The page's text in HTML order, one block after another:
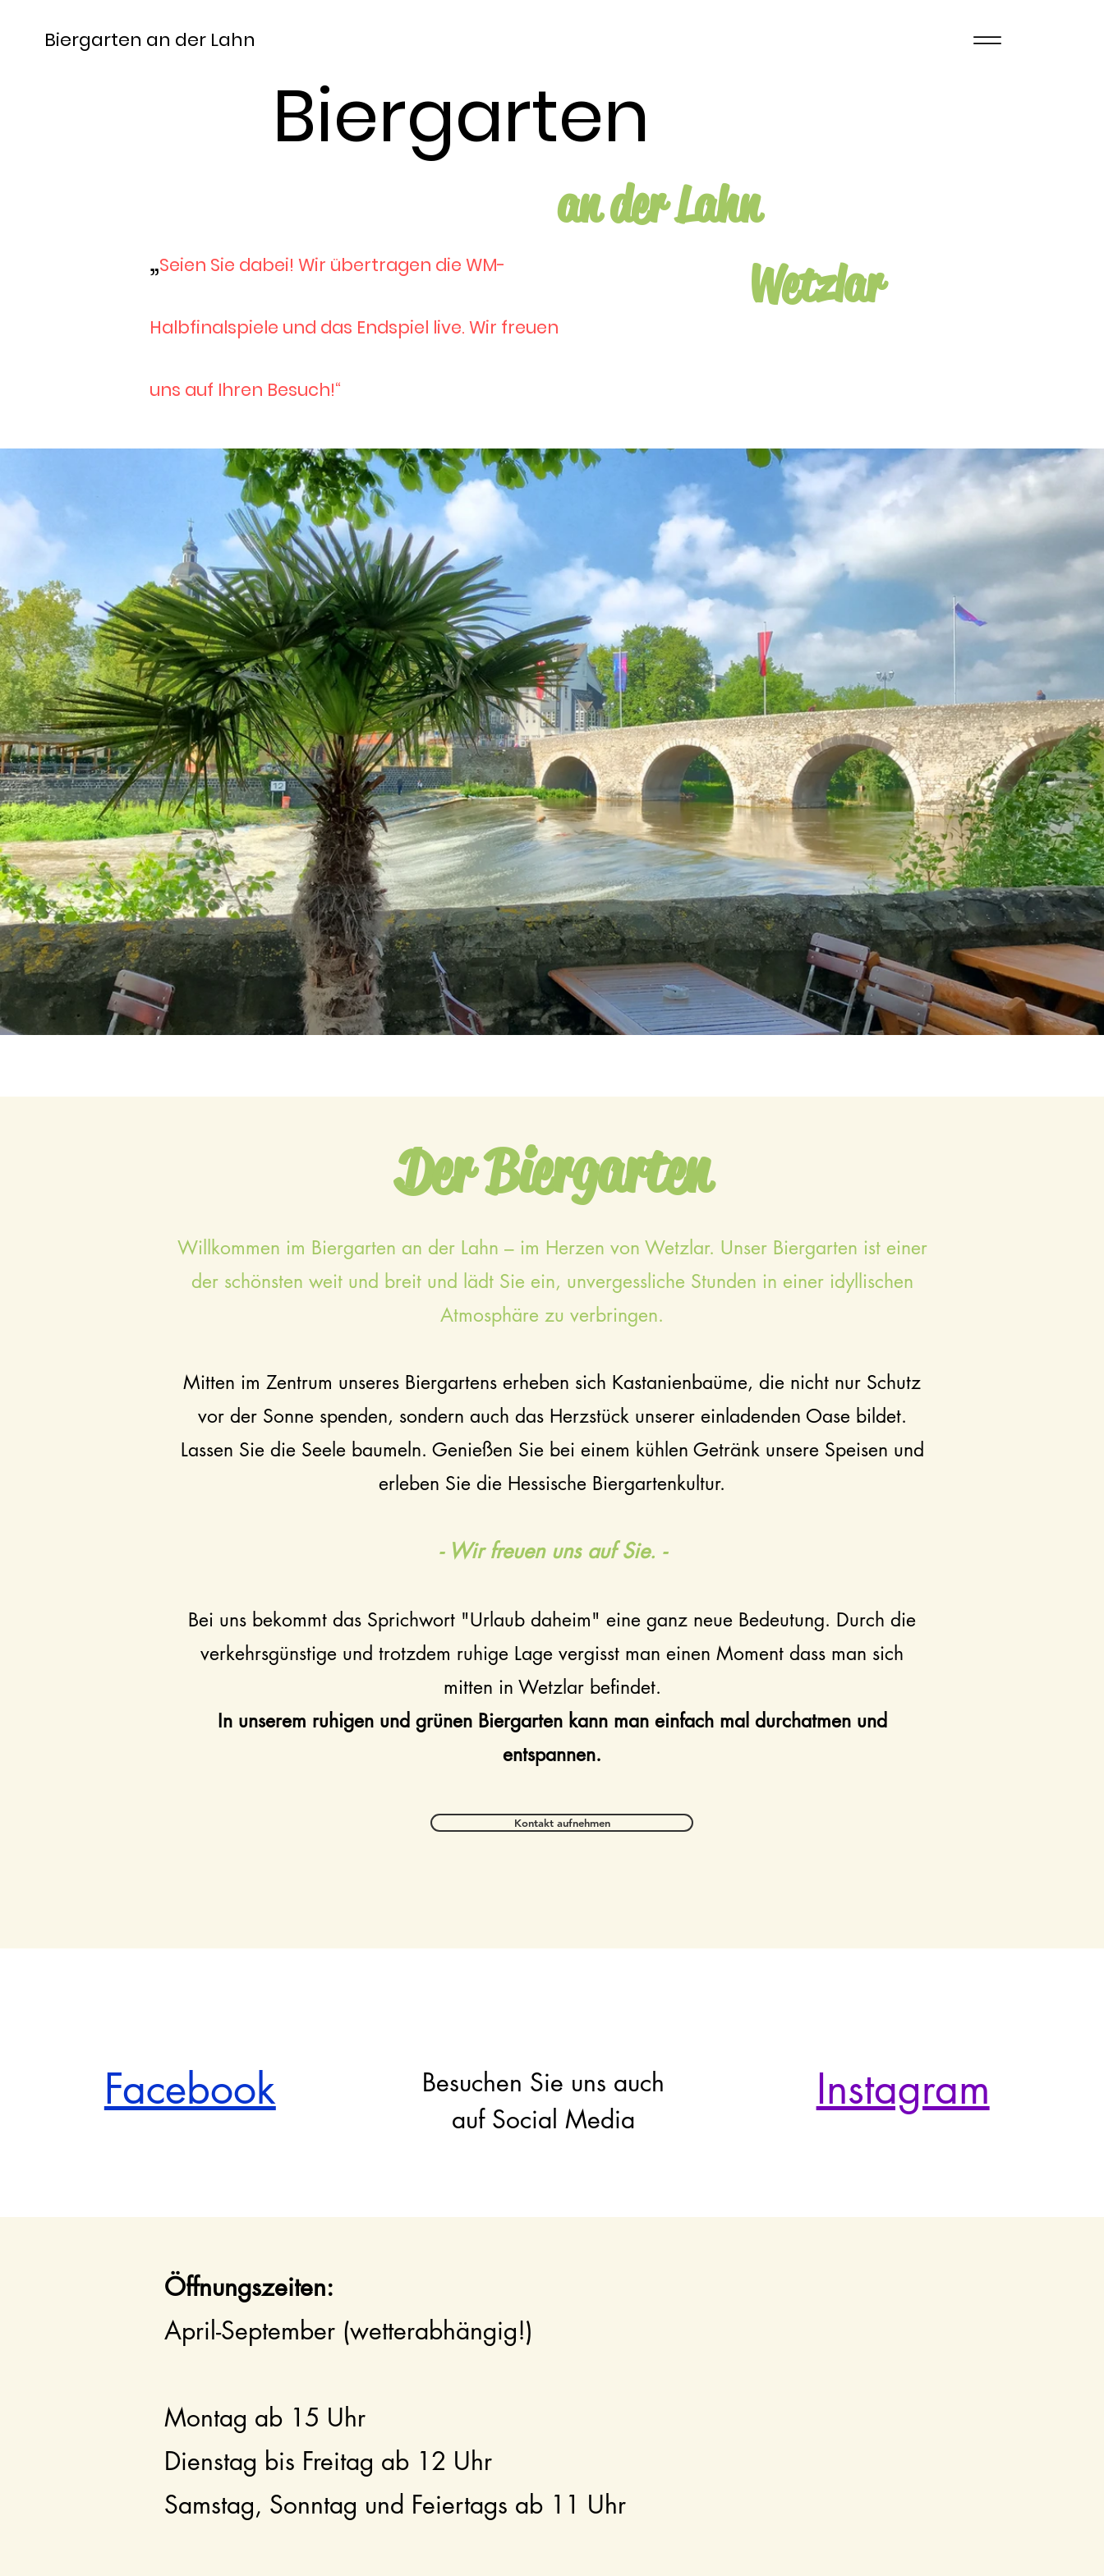
Biergarten an der Lahn
Biergarten
„Seien Sie dabei! Wir übertragen die WM-
Halbfinalspiele und das Endspiel live. Wir freuen
uns auf Ihren Besuch!“
an der Lahn
Wetzlar
Der Biergarten
Kontakt aufnehmen
Willkommen im Biergarten an der Lahn – im Herzen von Wetzlar. Unser Biergarten ist einer
der schönsten weit und breit und lädt Sie ein, unvergessliche Stunden in einer idyllischen
Atmosphäre zu verbringen.
Mitten im Zentrum unseres Biergartens erheben sich Kastanienbaüme, die nicht nur Schutz
vor der Sonne spenden, sondern auch das Herzstück unserer einladenden Oase bildet.
Lassen Sie die Seele baumeln. Genießen Sie bei einem kühlen Getränk unsere Speisen und
erleben Sie die Hessische Biergartenkultur.
- Wir freuen uns auf Sie. -
Bei uns bekommt das Sprichwort "Urlaub daheim" eine ganz neue Bedeutung. Durch die
verkehrsgünstige und trotzdem ruhige Lage vergisst man einen Moment dass man sich
mitten in Wetzlar befindet.
In unserem ruhigen und grünen Biergarten kann man einfach mal durchatmen und
entspannen.
Facebook Instagram
Besuchen Sie uns auch
auf Social Media
Öffnungszeiten:
April-September (wetterabhängig!)
Montag ab 15 Uhr
Dienstag bis Freitag ab 12 Uhr
Samstag, Sonntag und Feiertags ab 11 Uhr